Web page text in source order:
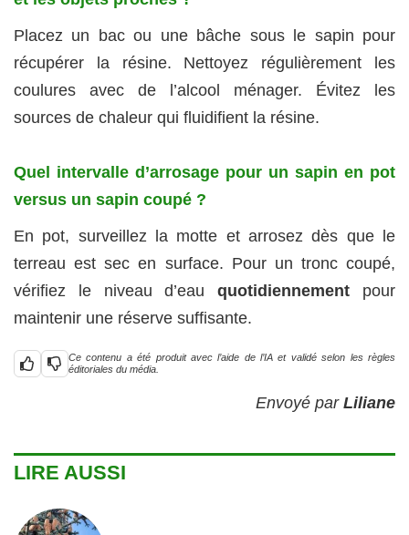
Placez un bac ou une bâche sous le sapin pour
récupérer la résine. Nettoyez régulièrement les
coulures avec de l’alcool ménager. Évitez les
sources de chaleur qui fluidifient la résine.
Quel intervalle d’arrosage pour un sapin en pot
versus un sapin coupé ?
En pot, surveillez la motte et arrosez dès que le
terreau est sec en surface. Pour un tronc coupé,
vérifiez le niveau d’eauquotidiennement pour
maintenir une réserve suffisante.
Ce contenu a été produit avec l’aide de l’IA et validé selon les règles
éditoriales du média.
Envoyé par Liliane
LIRE AUSSI